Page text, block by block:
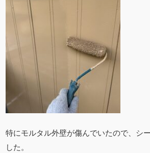
特にモルタル外壁が傷んでいたので、シ
した。